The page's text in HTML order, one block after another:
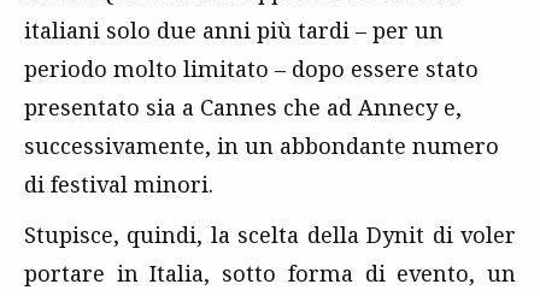
italiani solo due anni più tardi – per un
periodo molto limitato – dopo essere stato
presentato sia a Cannes che ad Annecy e,
successivamente, in un abbondante numero
di festival minori.
Stupisce, quindi, la scelta della Dynit di voler
portare in Italia, sotto forma di evento, un